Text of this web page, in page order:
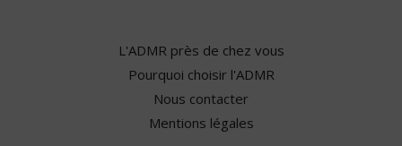
L'ADMR près de chez vous
Pourquoi choisir l'ADMR
Nous contacter
Mentions légales